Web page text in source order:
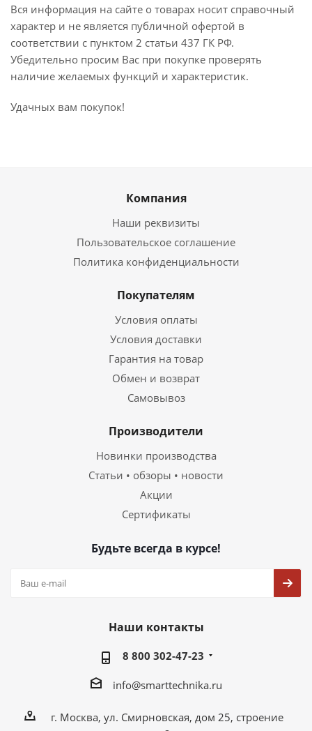
Вся информация на сайте о товарах носит справочный
характер и не является публичной офертой в
соответствии с пунктом 2 статьи 437 ГК РФ.
Убедительно просим Вас при покупке проверять
наличие желаемых функций и характеристик.
Удачных вам покупок!
Компания
Наши реквизиты
Пользовательское соглашение
Политика конфиденциальности
Покупателям
Условия оплаты
Условия доставки
Гарантия на товар
Обмен и возврат
Самовывоз
Производители
Новинки производства
Статьи • обзоры • новости
Акции
Сертификаты
Будьте всегда в курсе!
Наши контакты
8 800 302-47-23
info@smarttechnika.ru
г. Москва, ул. Смирновская, дом 25, строение